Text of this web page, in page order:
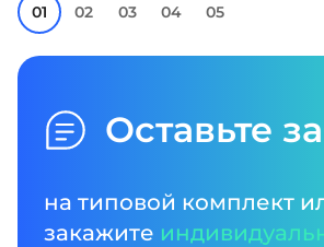
01 02 03 04 05
Оставьте
на типовой комплект
закажите